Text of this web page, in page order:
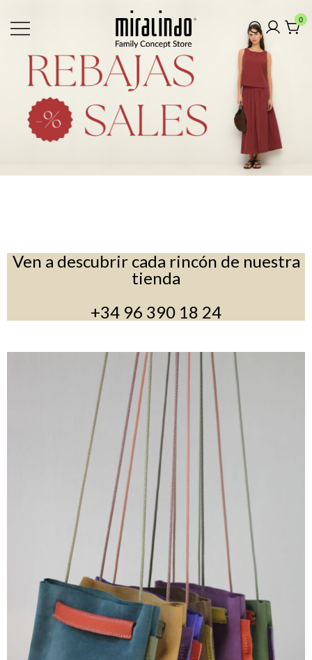
0
Ven a descubrir cada rincón de nuestra
tienda
+34 96 390 18 24